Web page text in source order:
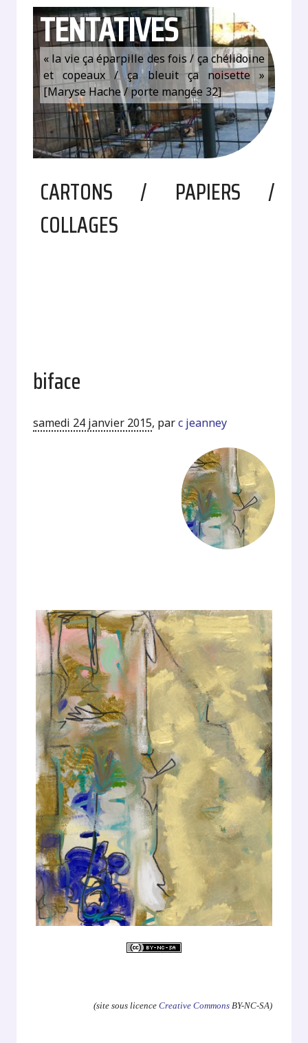
TENTATIVES
« la vie ça éparpille des fois / ça chélidoine
et copeaux / ça bleuit ça noisette »
[Maryse Hache / porte mangée 32]
CARTONS / PAPIERS /
COLLAGES
biface
samedi 24 janvier 2015, parc jeanney
(site sous licence Creative CommonsBY-NC-SA)